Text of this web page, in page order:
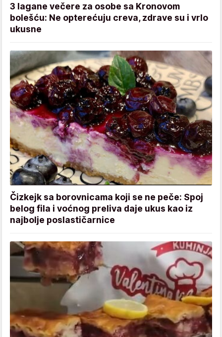
3 lagane večere za osobe sa Kronovom
bolešću: Ne opterećuju creva, zdrave su i vrlo
ukusne
Čizkejk sa borovnicama koji se ne peče: Spoj
belog fila i voćnog preliva daje ukus kao iz
najbolje poslastičarnice